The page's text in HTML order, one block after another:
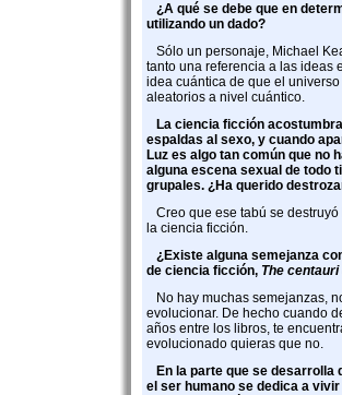
¿A qué se debe que en
utilizando un dado?
Sólo un personaje, Michael
tanto una referencia a las ideas
idea cuántica de que el
aleatorios a nivel cuántico.
La ciencia ficción
espaldas al sexo, y cuando
Luz es algo tan común que no
alguna escena sexual de todo
grupales. ¿Ha querido
Creo que ese tabú se
la ciencia ficción.
¿Existe alguna semejanza
de ciencia ficción, The
No hay muchas semejanzas,
evolucionar. De hecho cuando
años entre los libros, te
evolucionado quieras que no.
En la parte que se desarrolla
el ser humano se dedica a